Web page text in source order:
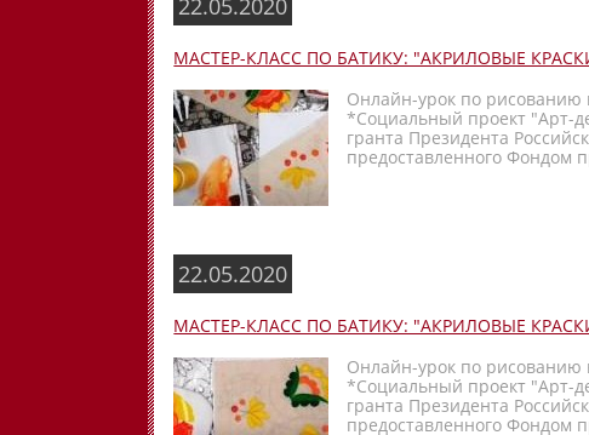
22.05.2020
МАСТЕР-КЛАСС ПО БАТИКУ: "АКРИЛОВЫЕ
Онлайн-урок по
*Социальный проект "Арт-
гранта Президента
предоставленного Фондом
22.05.2020
МАСТЕР-КЛАСС ПО БАТИКУ: "АКРИЛОВЫЕ
Онлайн-урок по
*Социальный проект "Арт-
гранта Президента
предоставленного Фондом